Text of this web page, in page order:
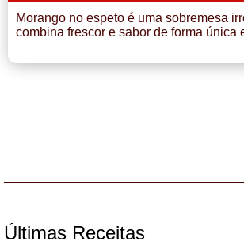
Morango no espeto é uma sobremesa
combina frescor e sabor de forma única
Últimas Receitas